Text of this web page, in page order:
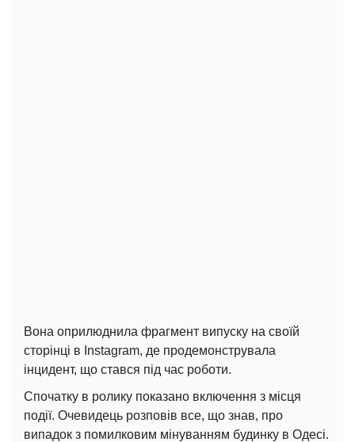
Вона оприлюднила фрагмент випуску на своїй
сторінці в Instagram, де продемонструвала
інцидент, що стався під час роботи.
Спочатку в ролику показано включення з місця
події. Очевидець розповів все, що знав, про
випадок з помилковим мінуванням будинку в Одесі.